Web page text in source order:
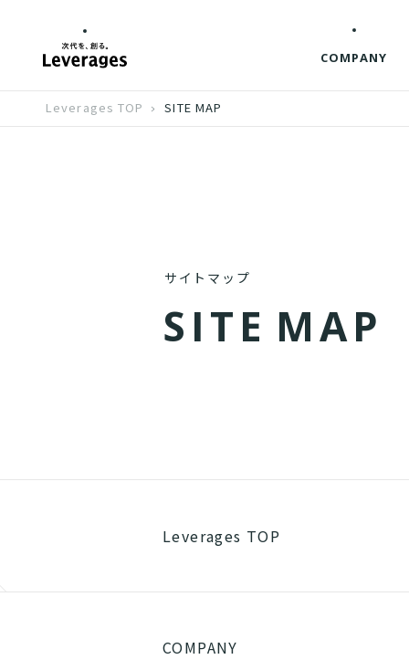
COMPANY
Leverages TOP SITE MAP
サイトマップ
S ITE MAP
Leverages TOP
COMPANY